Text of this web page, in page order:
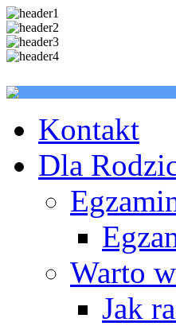
Kontakt
Dla
Warto
Jak